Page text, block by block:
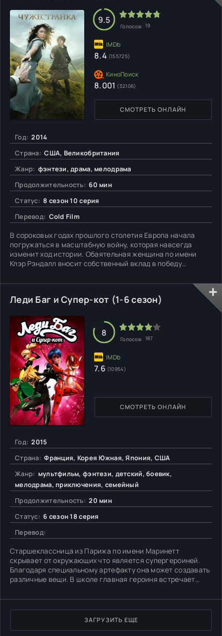
Год: 2014
Страна: США, Великобритания
Жанр: фэнтези, драма, мелодрама
Продолжительность: 60 мин
Статус: 8 сезон 10 серия
Перевод: Cold Film
В сороковых годах прошлого столетия Европа начала
погружаться в масштабную войну, которая навсегда
изменит ход истории. Обаятельная женщина по имени
Клэр Рэндалл вносит собственный вклад в победу
госпитале. По стечению обстоятельств она
перемещается в восемнадцатое столетие. Хоть главная
героиня и хочет вернуться домой, к
СМОТРЕТЬ ОНЛАЙН
9.5
Голосов: 19
8.4 (155725)
8.001 (32106)
Леди Баг и Супер-кот (1-6 сезон)
Год: 2015
Страна: Франция, Корея Южная, Япония, США
Жанр: мультфильм, фэнтези, детский, боевик,
мелодрама, приключения, семейный
Продолжительность: 20 мин
Статус: 6 сезон 18 серия
Перевод:
Старшеклассница из Парижа по имени Маринетт
скрывает от окружающих что является супергероиней.
Благодаря специальному артефакту она может создавать
различные вещи. В школе главная героиня встречает
имеет достаточной смелости, чтобы откровенно во всем
признаться. Позже, в образе Леди Баг Маринетт
старается остановить
СМОТРЕТЬ ОНЛАЙН
8
Голосов: 187
7.6 (10954)
ЗАГРУЗИТЬ ЕЩЕ